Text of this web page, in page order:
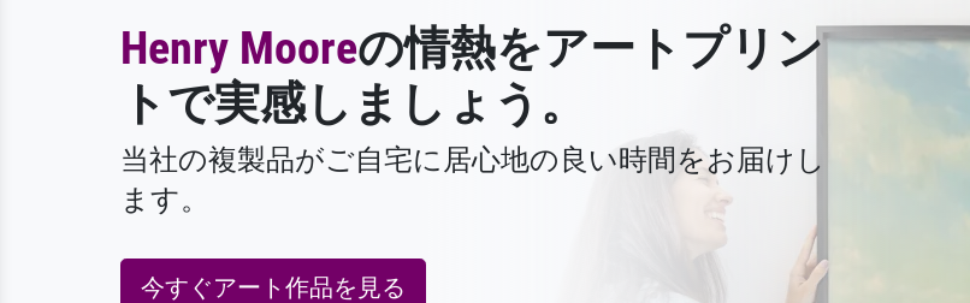
Henry Mooreの情熱をアートプリン
トで実感しましょう。
当社の複製品がご自宅に居心地の良い時間をお届けし
ます。
今すぐアート作品を見る